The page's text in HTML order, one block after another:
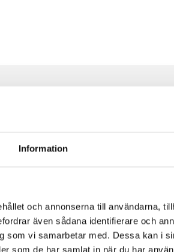
Information
och annonserna till användarna,
även sådana identifierare och
som vi samarbetar med. Dessa kan i
som de har samlat in när du har